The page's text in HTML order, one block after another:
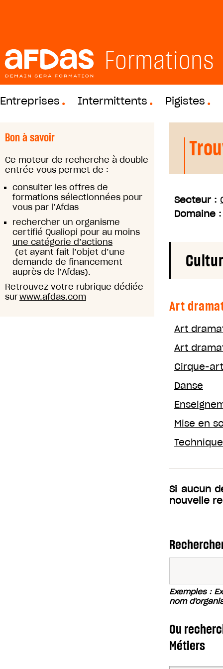
Formations
Entreprises Intermittents Pigistes
Bon à savoir
Ce moteur de recherche à double
entrée vous permet de :
consulter les offres de
formations sélectionnées pour
vous par l’Afdas
rechercher un organisme
certifié Qualiopi pour au moins
une catégorie d’actions
(et ayant fait l’objet d’une
demande de financement
auprès de l’Afdas).
Retrouvez votre rubrique dédiée
surwww.afdas.com
Secteur :
Domaine
Art
Art
Art
Cirque-
Danse
Mise en
Si aucun
nouvelle
Exemples :
nom
Ou
Métiers